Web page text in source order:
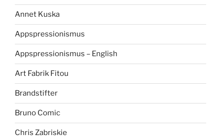
Annet Kuska
Appspressionismus
Appspressionismus – English
Art Fabrik Fitou
Brandstifter
Bruno Comic
Chris Zabriskie